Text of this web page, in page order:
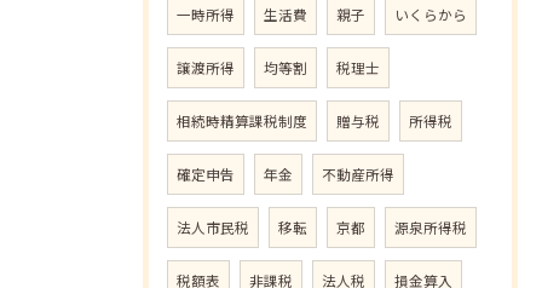
一時所得 生活費 親子 いくらから
譲渡所得 均等割 税理士
相続時精算課税制度 贈与税 所得税
確定申告 年金 不動産所得
法人市民税 移転 京都 源泉所得税
税額表 非課税 法人税 損金算入